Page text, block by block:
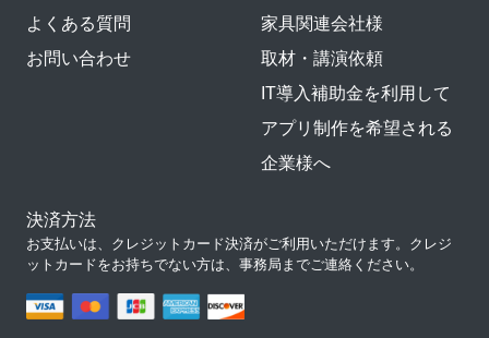
よくある質問
お問い合わせ
家具関連会社様
取材・講演依頼
IT導入補助金を利用して
アプリ制作を希望される
企業様へ
決済方法
お支払いは、クレジットカード決済がご利用いただけます。クレジ
ットカードをお持ちでない方は、事務局までご連絡ください。